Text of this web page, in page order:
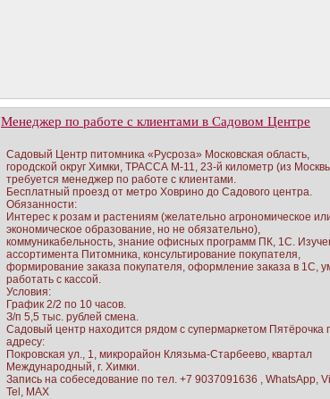
Менеджер по работе с клиентами в Садовом Центре
Садовый Центр питомника «Русроза» Московская область,
городской округ Химки, ТРАССА М-11, 23-й километр (из
требуется менеджер по работе с клиентами.
Бесплатный проезд от метро Ховрино до Садового центра.
Обязанности:
Интерес к розам и растениям (желательно агрономическое
экономическое образование, но не обязательно),
коммуникабельность, знание офисных программ ПК, 1С.
ассортимента Питомника, консультирование покупателя,
формирование заказа покупателя, оформление заказа в 1С,
работать с кассой.
Условия:
График 2/2 по 10 часов.
З/п 5,5 тыс. рублей смена.
Садовый центр находится рядом с супермаркетом Пятёрочка
адресу:
Покровская ул., 1, микрорайон Клязьма-Старбеево, квартал
Международный, г. Химки.
Запись на собеседование по тел. +7 9037091636 , WhatsApp,
Tel, MAX